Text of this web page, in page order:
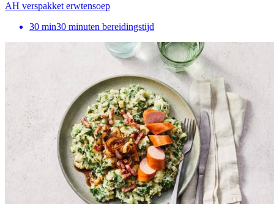
AH verspakket erwtensoep
30 min30 minuten bereidingstijd